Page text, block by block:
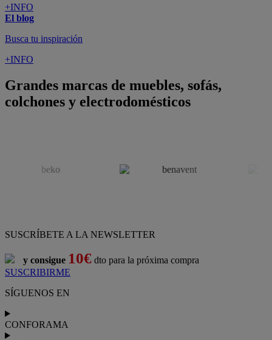
+INFO
El blog
Busca tu inspiración
+INFO
Grandes marcas de muebles, sofás,
colchones y electrodomésticos
SUSCRÍBETE A LA NEWSLETTER
y consigue 10€ dto para la próxima compra
SUSCRIBIRME
SÍGUENOS EN
CONFORAMA